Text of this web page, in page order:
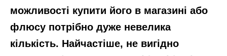
можливості купити його в магазині або
флюсу потрібно дуже невелика
кількість. Найчастіше, не вигідно